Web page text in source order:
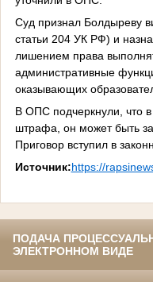
Суд признал Болдыреву
статьи 204 УК РФ) и
лишением права
административные
оказывающих
В ОПС подчеркнули, что в
штрафа, он может быть
Приговор вступил в
Источник:https://
ПОДАЧА
ЭЛЕКТРОННОМ ВИДЕ